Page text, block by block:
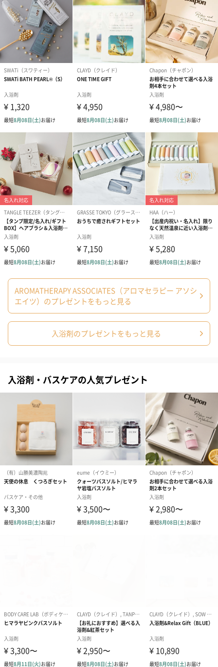
写真付きメッセージカ
ード（680円）
写真付きメッセージカ
ード（Thank you）ピ
ンク（680円）
【誕生日】
Birthday ホワ
刷なし）（
ラッピング
ギフトラッピングを施してお届けします。
コットン巾着 【誕生
日】（グレー）L（600
円）
コットン巾着 【誕生
日】（スモーキーピン
コットン巾着
とう】 L（600
商品の形質上、のしを直接添付できない商品にのし風のカードを
同梱します。
※のし下はご記入いただけません。
※カードのデザインは一部変更する場合があります。
結婚祝い（御結婚御
祝）（110円）
出産祝い（御出産御
祝）（110円）
内祝い_蝶結
（110円）
生花
生花のブーケを同梱します。
※9-15時にご注文いただく場合、最短のお届け可能日が通常より
も1日遅くなります。
ドライフラワー・プリザーブドフラワー
自然のお花で作ったドライフラワー・プリザーブドフラワーを同
梱します。
AROMATHERAPY ASSOCIATES（アロマセラピー アソシ
エイツ）のプレゼントをもっと見る
入浴剤のプレゼントをもっと見る
入浴剤・バスケアの人気プレゼント